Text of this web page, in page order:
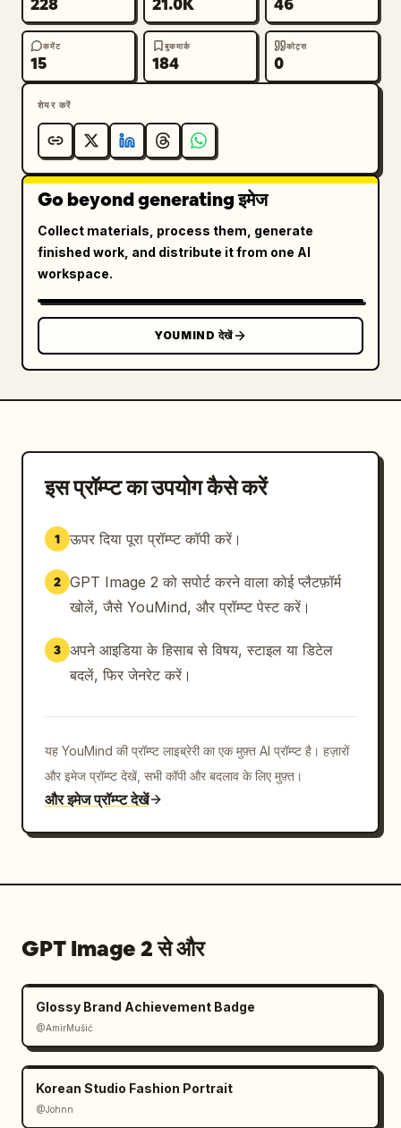
कमेंट
15
बुकमार्क
184
कोट्स
0
शेयर करें
Go beyond generating इमेज
Collect materials, process them, generate
finished work, and distribute it from one AI
workspace.
YOUMIND देखें
इस प्रॉम्प्ट का उपयोग कैसे करें
1 ऊपर दिया पूरा प्रॉम्प्ट कॉपी करें।
2 GPT Image 2 को सपोर्ट करने वाला कोई प्लैटफ़ॉर्म
खोलें, जैसे YouMind, और प्रॉम्प्ट पेस्ट करें।
3 अपने आइडिया के हिसाब से विषय, स्टाइल या डिटेल
बदलें, फिर जेनरेट करें।
यह YouMind की प्रॉम्प्ट लाइब्रेरी का एक मुफ़्त AI प्रॉम्प्ट है। हज़ारों
और इमेज प्रॉम्प्ट देखें, सभी कॉपी और बदलाव के लिए मुफ़्त।
और इमेज प्रॉम्प्ट देखें
GPT Image 2 से और
Glossy Brand Achievement Badge
@AmirMušić
Korean Studio Fashion Portrait
@Johnn